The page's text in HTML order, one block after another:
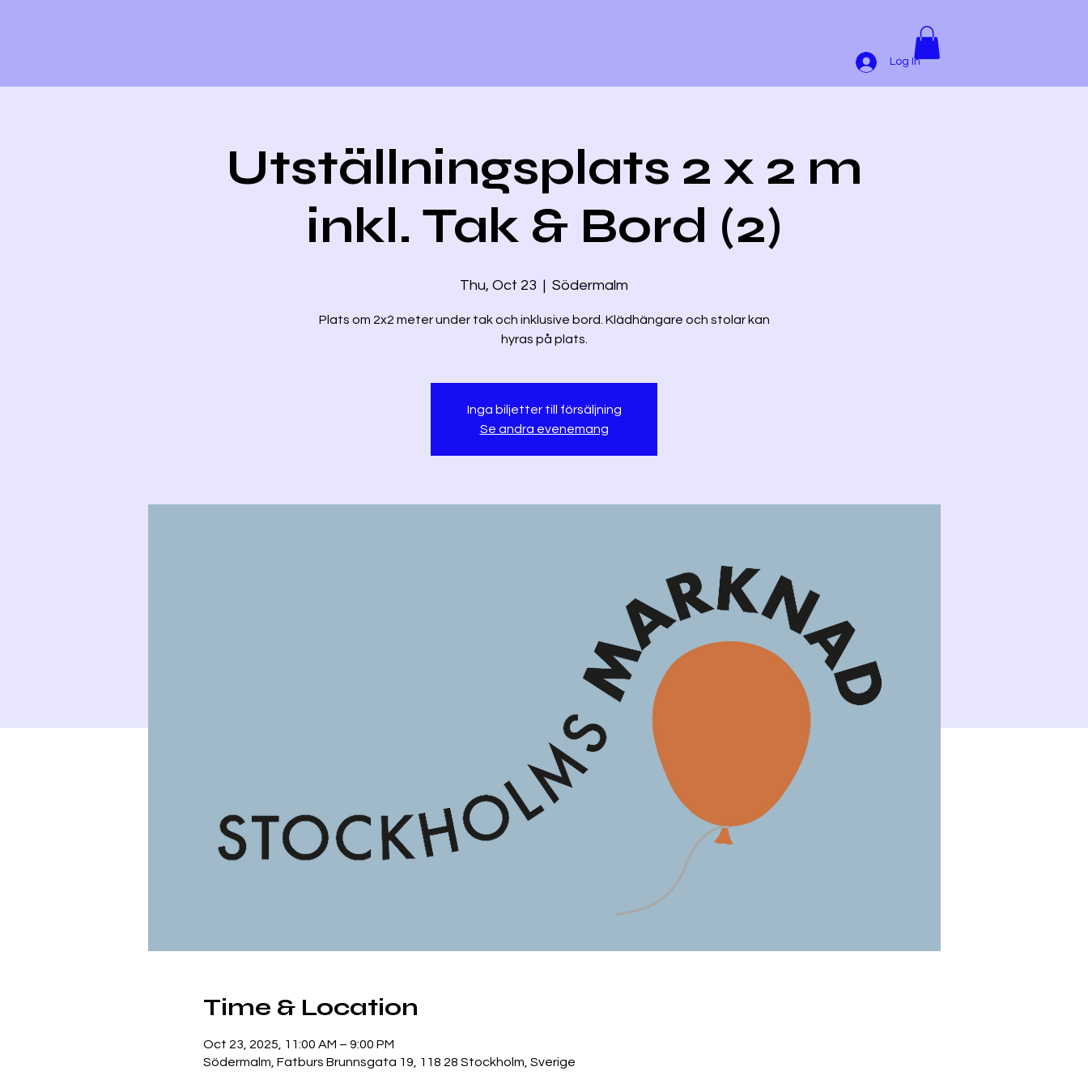
Log In
Utställningsplats 2 x 2 m
inkl. Tak & Bord (2)
Thu, Oct 23
  |
Södermalm
Plats om 2x2 meter under tak och inklusive bord. Klädhängare och stolar kan
hyras på plats.
Inga biljetter till försäljning
Se andra evenemang
Time & Location
Oct 23, 2025, 11:00 AM – 9:00 PM
Södermalm, Fatburs Brunnsgata 19, 118 28 Stockholm, Sverige